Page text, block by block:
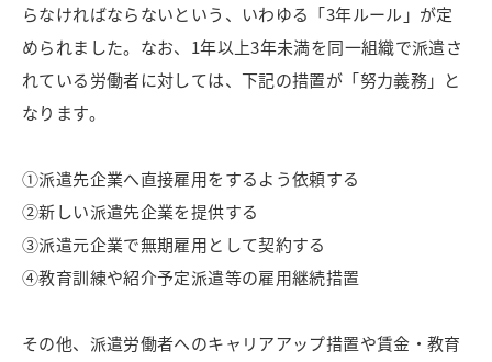
らなければならないという、いわゆる「3年ルール」が定
められました。なお、1年以上3年未満を同一組織で派遣さ
れている労働者に対しては、下記の措置が「努力義務」と
なります。
①派遣先企業へ直接雇用をするよう依頼する
②新しい派遣先企業を提供する
③派遣元企業で無期雇用として契約する
④教育訓練や紹介予定派遣等の雇用継続措置
その他、派遣労働者へのキャリアアップ措置や賃金・教育